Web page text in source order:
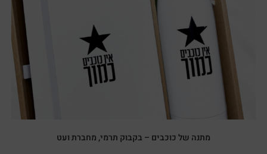
מתנה של כוכבים – בקבוק תרמי, מחברת ועט